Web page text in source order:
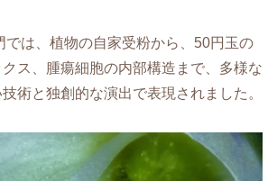
では、植物の自家受粉から、50円玉の
ス、腫瘍細胞の内部構造まで、多様な
術と独創的な演出で表現されました。